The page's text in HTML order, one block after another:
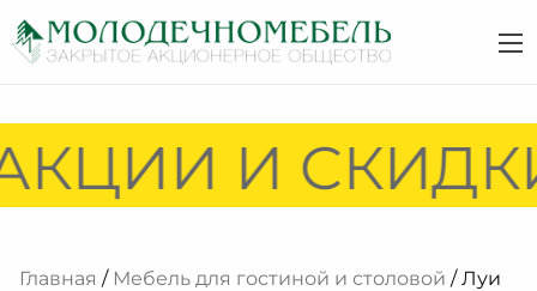
И
Главная / Мебель для гостиной и столовой / Луи